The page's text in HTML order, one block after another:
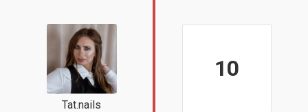
Tat.nails
10